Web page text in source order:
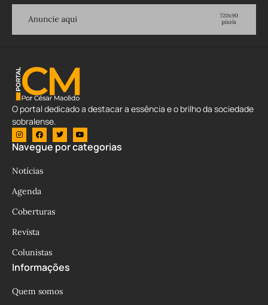
O portal dedicado a destacar a essência e o brilho da sociedade
sobralense.
Navegue por categorias
Notícias
Agenda
Coberturas
Revista
Colunistas
Informações
Quem somos